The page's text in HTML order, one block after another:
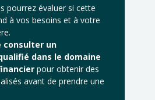
pourrez évaluer si cette
à vos besoins et à votre
consulter un
dans le domaine
pour obtenir des
avant de prendre une